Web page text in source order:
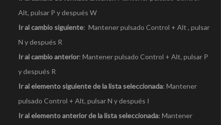
Alt, pulsar P y después W
Ir al cambio siguiente: Mantener pulsado Control + Alt , pulsar
N y después R
Ir al cambio anterior: Mantener pulsado Control + Alt, pulsar P
y después R
Ir al elemento siguiente de la lista seleccionada: Mantener
pulsado Control + Alt, pulsar N y después I
Ir al elemento anterior de la lista seleccionada: Mantener